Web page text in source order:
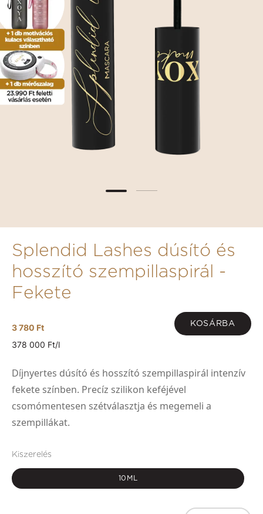
Splendid Lashes dúsító és
hosszító szempillaspirál -
Fekete
3 780 Ft KOSÁRBA
378 000 Ft/l
Díjnyertes dúsító és hosszító szempillaspirál intenzív
fekete színben. Precíz szilikon keféjével
csomómentesen szétválasztja és megemeli a
szempillákat.
Kiszerelés
10ML